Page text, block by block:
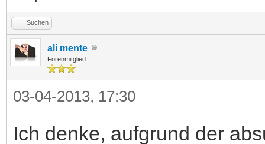
Suchen
ali mente
Forenmitglied
03-04-2013, 17:30
Ich denke, aufgrund der